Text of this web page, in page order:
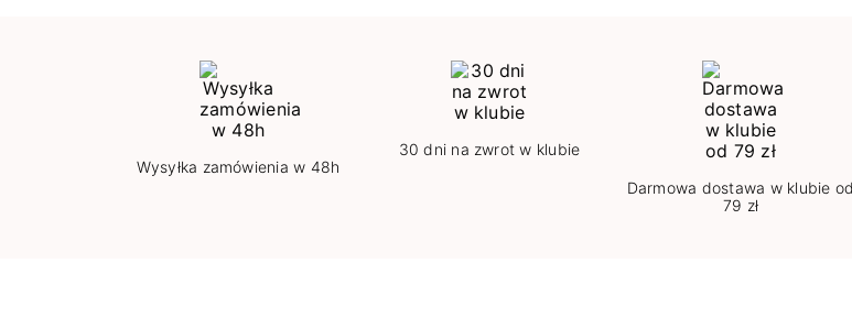
Wysyłka zamówienia w 48h
30 dni na zwrot w klubie
Darmowa dostawa w klubie od
79 zł